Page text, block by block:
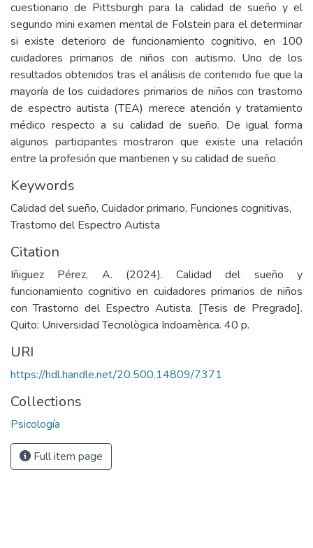
cuestionario de Pittsburgh para la calidad de sueño y el
segundo mini examen mental de Folstein para el determinar
si existe deterioro de funcionamiento cognitivo, en 100
cuidadores primarios de niños con autismo. Uno de los
resultados obtenidos tras el análisis de contenido fue que la
mayoría de los cuidadores primarios de niños con trastorno
de espectro autista (TEA) merece atención y tratamiento
médico respecto a su calidad de sueño. De igual forma
algunos participantes mostraron que existe una relación
entre la profesión que mantienen y su calidad de sueño.
Keywords
Calidad del sueño, Cuidador primario, Funciones cognitivas,
Trastorno del Espectro Autista
Citation
Iñiguez Pérez, A. (2024). Calidad del sueño y
funcionamiento cognitivo en cuidadores primarios de niños
con Trastorno del Espectro Autista. [Tesis de Pregrado].
Quito: Universidad Tecnològica Indoamèrica. 40 p.
URI
https://hdl.handle.net/20.500.14809/7371
Collections
Psicología
Full item page